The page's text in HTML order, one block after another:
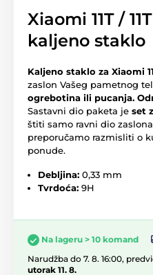
Xiaomi 11T /
kaljeno staklo
Kaljeno staklo za Xiaomi
zaslon Vašeg pametnog
ogrebotina ili pucanja.
Sastavni dio paketa je set
štiti samo ravni dio
preporučamo razmisliti o
ponude.
Debljina: 0,33 mm
Tvrdoća: 9H
Na lageru > 10 komand
Narudžba do 7. 8. 16:00,
utorak 11. 8.